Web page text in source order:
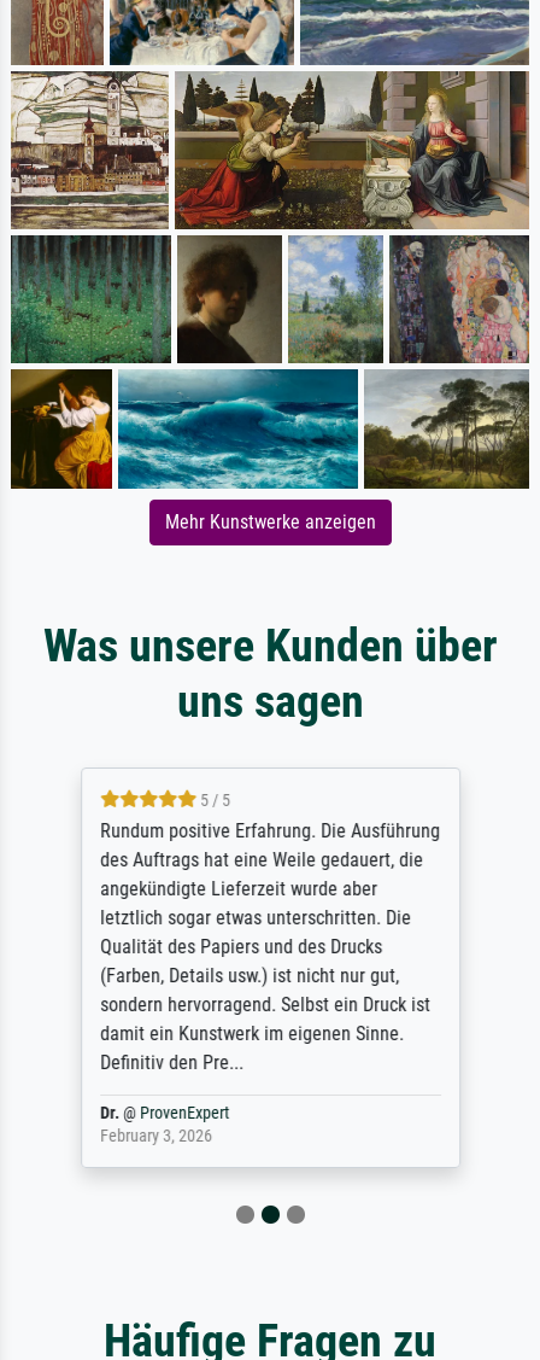
Mehr Kunstwerke anzeigen
Was unsere Kunden über
uns sagen
5 / 5
Rundum positive Erfahrung. Die Ausführung
des Auftrags hat eine Weile gedauert, die
angekündigte Lieferzeit wurde aber
letztlich sogar etwas unterschritten. Die
Qualität des Papiers und des Drucks
(Farben, Details usw.) ist nicht nur gut,
sondern hervorragend. Selbst ein Druck ist
damit ein Kunstwerk im eigenen Sinne.
Definitiv den Pre...
Dr.@ ProvenExpert
February 3, 2026
Häufige Fragen zu